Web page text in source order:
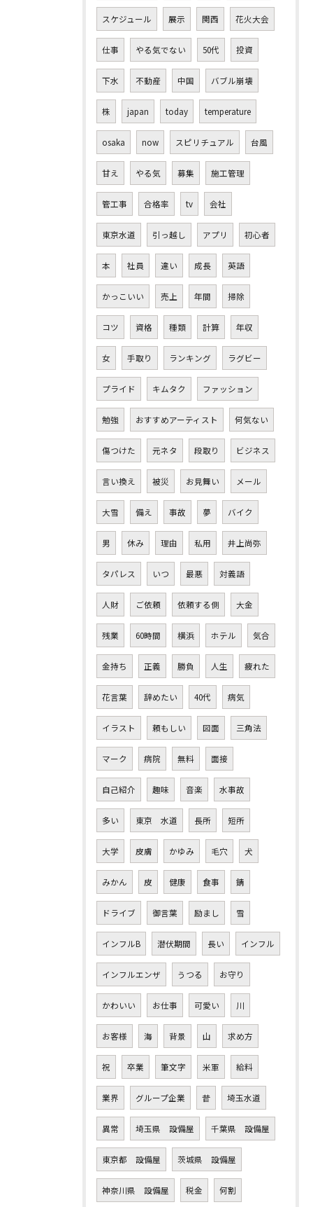
スケジュール 展示 関西 花火大会
仕事 やる気でない 50代 投資
下水 不動産 中国 バブル崩壊
株 japan today temperature
osaka now スピリチュアル 台風
甘え やる気 募集 施工管理
管工事 合格率 tv 会社
東京水道 引っ越し アプリ 初心者
本 社員 違い 成長 英語
かっこいい 売上 年間 掃除
コツ 資格 種類 計算 年収
女 手取り ランキング ラグビー
プライド キムタク ファッション
勉強 おすすめアーティスト 何気ない
傷つけた 元ネタ 段取り ビジネス
言い換え 被災 お見舞い メール
大雪 備え 事故 夢 バイク
男 休み 理由 私用 井上尚弥
タパレス いつ 最悪 対義語
人財 ご依頼 依頼する側 大金
残業 60時間 横浜 ホテル 気合
金持ち 正義 勝負 人生 疲れた
花言葉 辞めたい 40代 病気
イラスト 頼もしい 図面 三角法
マーク 病院 無料 面接
自己紹介 趣味 音楽 水事故
多い 東京 水道 長所 短所
大学 皮膚 かゆみ 毛穴 犬
みかん 皮 健康 食事 錆
ドライブ 御言葉 励まし 雪
インフルB 潜伏期間 長い インフル
インフルエンザ うつる お守り
かわいい お仕事 可愛い 川
お客様 海 背景 山 求め方
祝 卒業 筆文字 米軍 給料
業界 グループ企業 昔 埼玉水道
異常 埼玉県 設備屋 千葉県 設備屋
東京都 設備屋 茨城県 設備屋
神奈川県 設備屋 税金 何割